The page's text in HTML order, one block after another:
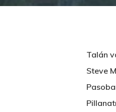
Üss
Talán
Steve